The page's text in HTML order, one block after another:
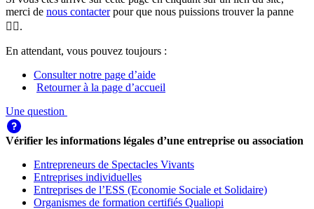
merci de nous contacterpour que nous puissions trouver la panne
🕵️‍♀️.
En attendant, vous pouvez toujours :
Consulter notre page d’aide
Retourner à la page d’accueil
Une question
Vérifier les informations légales d’une entreprise ou association
Entrepreneurs de Spectacles Vivants
Entreprises individuelles
Entreprises de l’ESS (Economie Sociale et Solidaire)
Organismes de formation certifiés Qualiopi